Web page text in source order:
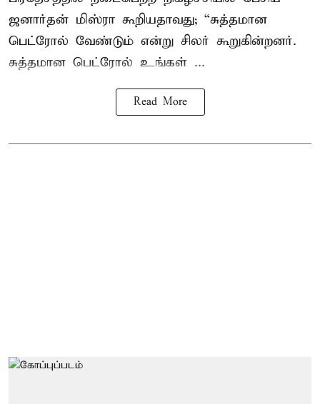
ஜனார்தன் மிஸ்ரா கூறியதாவது; “சுத்தமான
பெட்ரோல் வேண்டும் என்று சிலர் கூறுகின்றனர்.
சுத்தமான பெட்ரோல் உங்கள் ...
Read More